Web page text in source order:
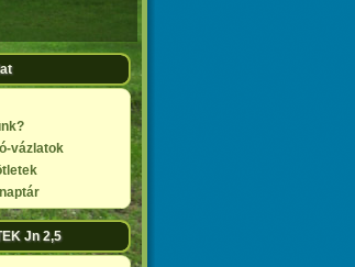
vázlatok
Jn 2,5